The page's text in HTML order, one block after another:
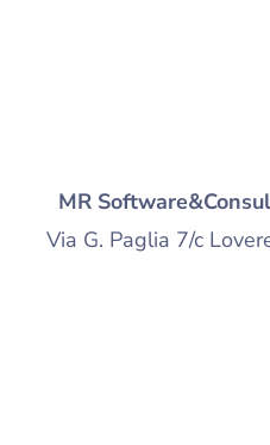
MR
Via G. Paglia 7/c